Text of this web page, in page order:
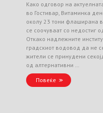
Како одговор на
во Гостивар, Витаминка
околу 23 тони флаширана
се соочуваат со недостиг
Откако надлежните
градскиот водовод да не
жители се принудени
од алтернативни …
Повеќе